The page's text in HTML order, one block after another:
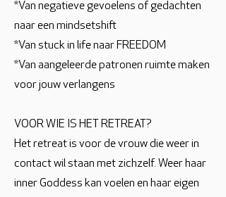
*Van negatieve gevoelens of gedachten
naar een mindsetshift
*Van stuck in life naar FREEDOM
*Van aangeleerde patronen ruimte maken
voor jouw verlangens
VOOR WIE IS HET RETREAT?
Het retreat is voor de vrouw die weer in
contact wil staan met zichzelf. Weer haar
inner Goddess kan voelen en haar eigen